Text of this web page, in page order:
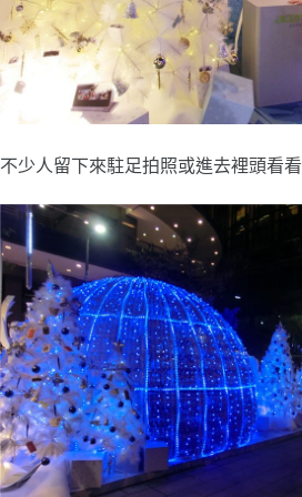
不少人留下來駐足拍照或進去裡頭看看